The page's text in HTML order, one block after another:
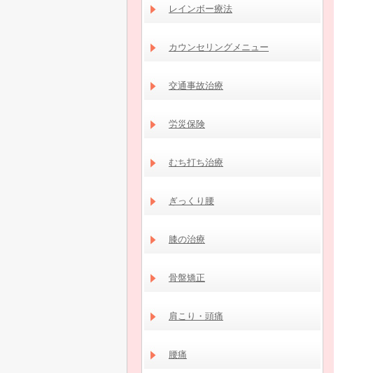
レインボー療法
カウンセリングメニュー
交通事故治療
労災保険
むち打ち治療
ぎっくり腰
膝の治療
骨盤矯正
肩こり・頭痛
腰痛